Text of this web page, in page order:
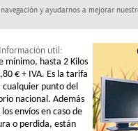
y ayudarnos a mejorar
Información util:
mínimo, hasta 2 Kilos
€ + IVA. Es la tarifa
cualquier punto del
nacional. Además
envíos en caso de
o perdida, están